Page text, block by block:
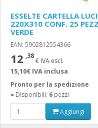
ESSELTE CARTELLA
220X310 CONF. 25
VERDE
EAN: 5902812554366
12 ,38
€ IVA escl.
15,10€ IVA inclusa
Pronto per la spedizione
●Disponibili: 6pezzi
Aggiungi